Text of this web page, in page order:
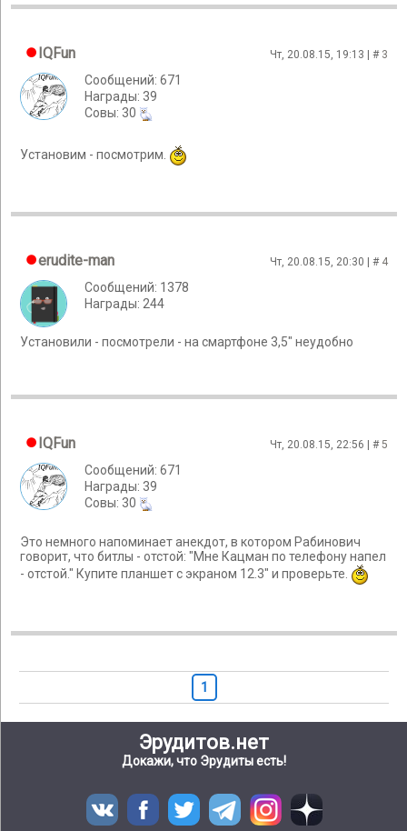
IQFun Чт, 20.08.15, 19:13 | # 3
Сообщений: 671
Награды: 39
Cовы: 30
Установим - посмотрим.
erudite-man Чт, 20.08.15, 20:30 | # 4
Сообщений: 1378
Награды: 244
Установили - посмотрели - на смартфоне 3,5" неудобно
IQFun Чт, 20.08.15, 22:56 | #5
Сообщений: 671
Награды: 39
Cовы: 30
Это немного напоминает анекдот, в котором Рабинович
говорит, что битлы - отстой: "Мне Кацман по телефону напел
- отстой." Купите планшет с экраном 12.3" и проверьте.
1
Эрудитов.нет
Докажи, что Эрудиты есть!